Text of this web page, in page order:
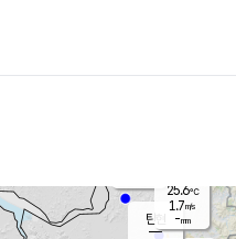
탄현
25.6℃
1.7m/s
-mm